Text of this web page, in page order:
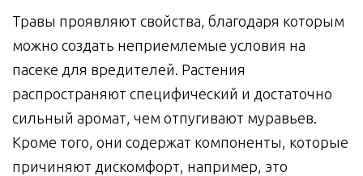
Травы проявляют свойства, благодаря которым
можно создать неприемлемые условия на
пасеке для вредителей. Растения
распространяют специфический и достаточно
сильный аромат, чем отпугивают муравьев.
Кроме того, они содержат компоненты, которые
причиняют дискомфорт, например, это